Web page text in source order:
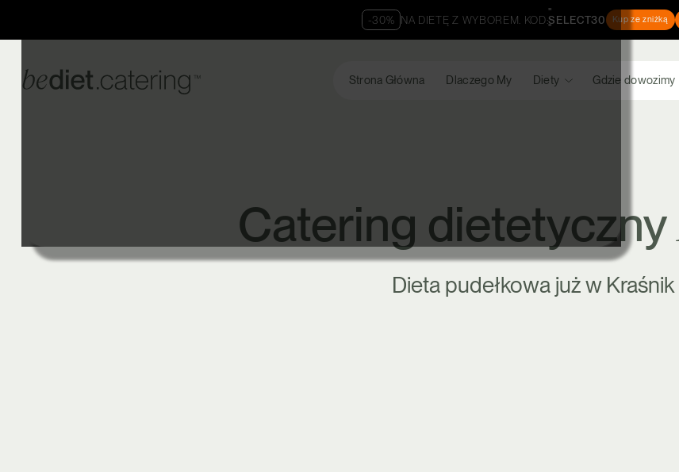
-30% NA DIETĘ Z WYBOREM. KOD:
"
SELECT30
"
Kup ze zniżką
Strona Główna Dlaczego My Diety Gdzie dowozimy
Catering dietetyczny
Dieta pudełkowa już w Kraśnik